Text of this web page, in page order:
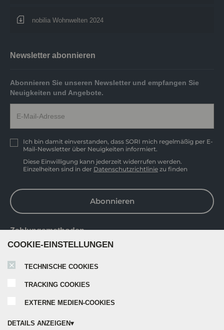
COOKIE-EINSTELLUNGEN
TECHNISCHE COOKIES
TRACKING COOKIES
EXTERNE MEDIEN-COOKIES
DETAILS ANZEIGEN
nobilia Wohnwelten 2024
Newsletter abonnieren
Abonnieren Sie unseren Newsletter und empfangen Sie
Neuigkeiten und Angebote.
Ich bin damit einverstanden, dass SORI mich regelmäßig per E-
Mail-Newsletter über Neuigkeiten informiert.
Diese Einwilligung kann jederzeit widerrufen werden.
Einzelheiten sind in der Datenschutzrichtlinie zu finden
Abonnieren
Zahlungsmethoden